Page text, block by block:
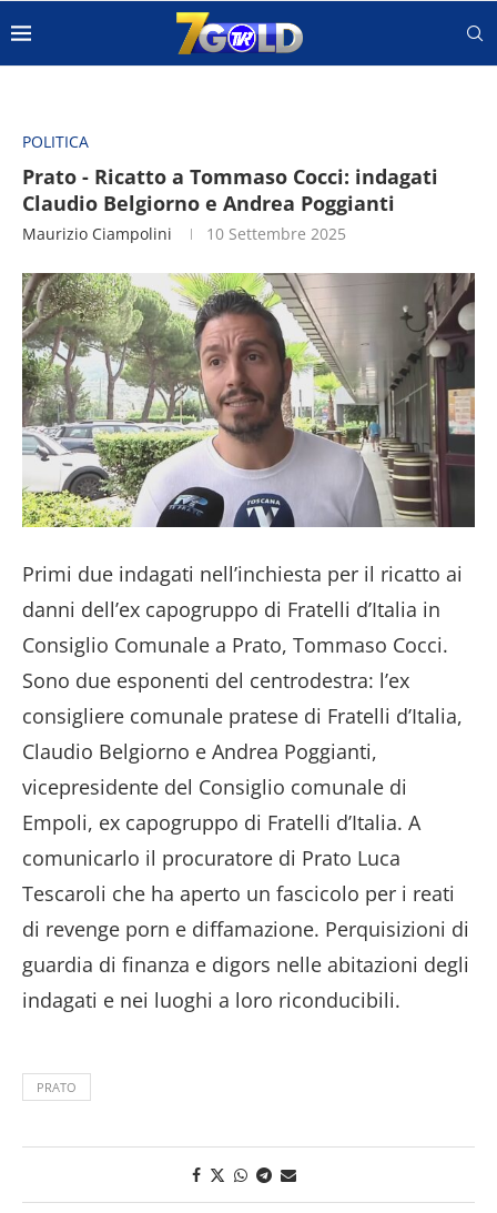
POLITICA
Prato - Ricatto a Tommaso Cocci: indagati
Claudio Belgiorno e Andrea Poggianti
Maurizio Ciampolini 10 Settembre 2025
Primi due indagati nell’inchiesta per il ricatto ai
danni dell’ex capogruppo di Fratelli d’Italia in
Consiglio Comunale a Prato, Tommaso Cocci.
Sono due esponenti del centrodestra: l’ex
consigliere comunale pratese di Fratelli d’Italia,
Claudio Belgiorno e Andrea Poggianti,
vicepresidente del Consiglio comunale di
Empoli, ex capogruppo di Fratelli d’Italia. A
comunicarlo il procuratore di Prato Luca
Tescaroli che ha aperto un fascicolo per i reati
di revenge porn e diffamazione. Perquisizioni di
guardia di finanza e digors nelle abitazioni degli
indagati e nei luoghi a loro riconducibili.
PRATO